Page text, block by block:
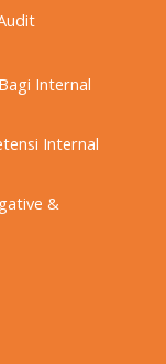
Internal
Internal
&